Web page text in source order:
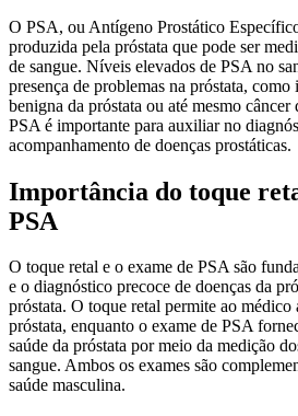
O PSA, ou Antígeno Prostático
produzida pela próstata que pode ser
de sangue. Níveis elevados de PSA no
presença de problemas na próstata,
benigna da próstata ou até mesmo câncer
PSA é importante para auxiliar no
acompanhamento de doenças prostáticas.
Importância do toque
PSA
O toque retal e o exame de PSA são
e o diagnóstico precoce de doenças da
próstata. O toque retal permite ao médico
próstata, enquanto o exame de PSA
saúde da próstata por meio da medição
sangue. Ambos os exames são
saúde masculina.